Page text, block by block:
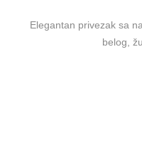
Elegantan privezak sa
belog,